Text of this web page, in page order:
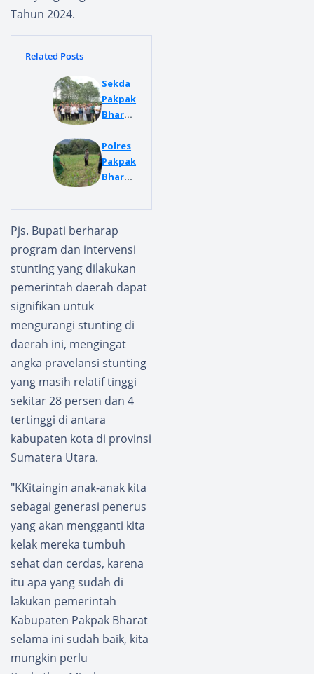
Tahun 2024.
Related Posts
Sekda
Pakpak
Bharat
Berutu
Hadiri
Giat
Raya
Tahap
I pada
Gugus
Tugas
mbada
Panga
n
Polres
Pakpak
Bharat
Polres
Pakpak
Bharat
Perkem
n Bibit
Jagung
Di
Lahan
Dukun
g
Ketaha
nan
Panga
n
Pjs. Bupati berharap
program dan intervensi
stunting yang dilakukan
pemerintah daerah dapat
signifikan untuk
mengurangi stunting di
daerah ini, mengingat
angka pravelansi stunting
yang masih relatif tinggi
sekitar 28 persen dan 4
tertinggi di antara
kabupaten kota di provinsi
Sumatera Utara.
"KKitaingin anak-anak kita
sebagai generasi penerus
yang akan mengganti kita
kelak mereka tumbuh
sehat dan cerdas, karena
itu apa yang sudah di
lakukan pemerintah
Kabupaten Pakpak Bharat
selama ini sudah baik, kita
mungkin perlu